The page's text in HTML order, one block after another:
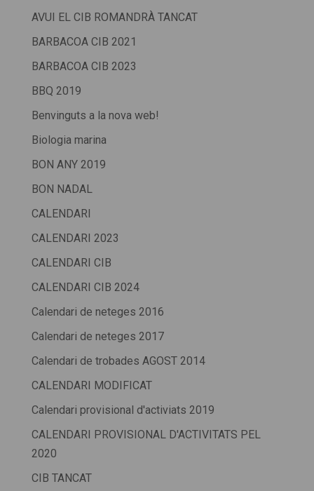
AVUI EL CIB ROMANDRÀ TANCAT
BARBACOA CIB 2021
BARBACOA CIB 2023
BBQ 2019
Benvinguts a la nova web!
Biologia marina
BON ANY 2019
BON NADAL
CALENDARI
CALENDARI 2023
CALENDARI CIB
CALENDARI CIB 2024
Calendari de neteges 2016
Calendari de neteges 2017
Calendari de trobades AGOST 2014
CALENDARI MODIFICAT
Calendari provisional d'activiats 2019
CALENDARI PROVISIONAL D'ACTIVITATS PEL
2020
CIB TANCAT